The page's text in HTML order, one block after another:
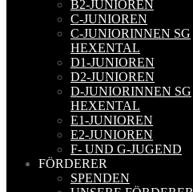
B2-JUNIOREN
C-JUNIOREN
C-JUNIORINNEN SG
HEXENTAL
D1-JUNIOREN
D2-JUNIOREN
D-JUNIORINNEN SG
HEXENTAL
E1-JUNIOREN
E2-JUNIOREN
F- UND G-JUGEND
FÖRDERER
SPENDEN